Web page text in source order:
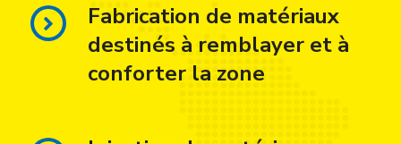
Fabrication de matériaux
destinés à remblayer et à
conforter la zone